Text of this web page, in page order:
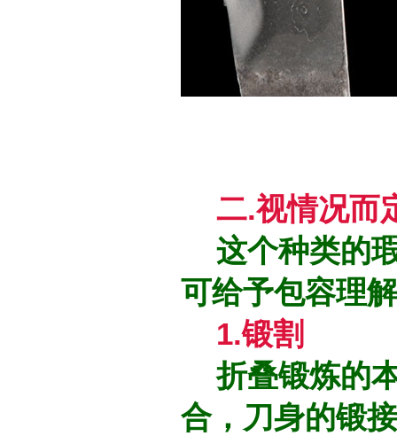
二.视情况而
这个种类的
可给予包容理
1.锻割
折叠锻炼的
合，刀身的锻